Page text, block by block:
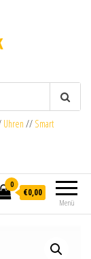
Uhren // Smart
Menü
0
€0,00